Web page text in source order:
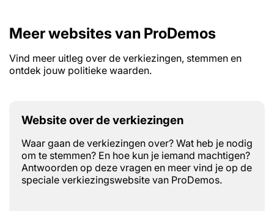
Meer websites van ProDemos
Vind meer uitleg over de verkiezingen, stemmen en
ontdek jouw politieke waarden.
Website over de verkiezingen
Waar gaan de verkiezingen over? Wat heb je nodig
om te stemmen? En hoe kun je iemand machtigen?
Antwoorden op deze vragen en meer vind je op de
speciale verkiezingswebsite van ProDemos.